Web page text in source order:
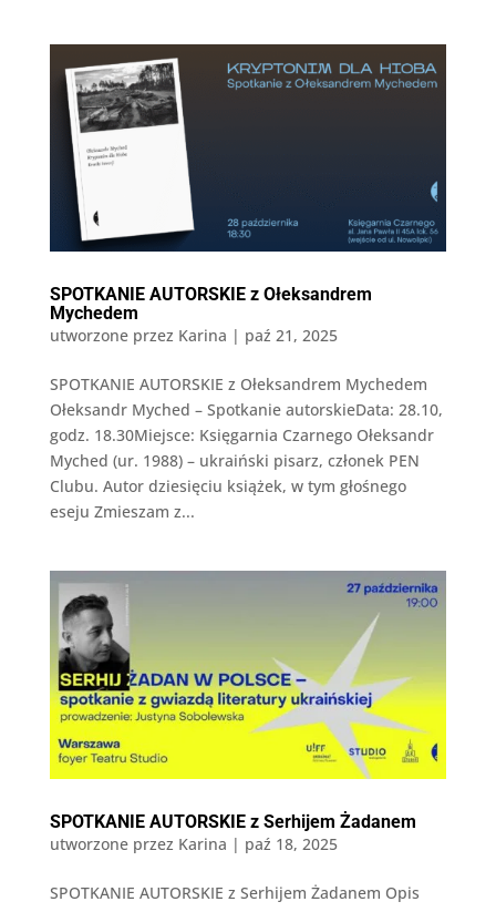
SPOTKANIE AUTORSKIE z Ołeksandrem
Mychedem
utworzone przez Karina | paź 21, 2025
SPOTKANIE AUTORSKIE z Ołeksandrem Mychedem
Ołeksandr Myched – Spotkanie autorskieData: 28.10,
godz. 18.30Miejsce: Księgarnia Czarnego Ołeksandr
Myched (ur. 1988) – ukraiński pisarz, członek PEN
Clubu. Autor dziesięciu książek, w tym głośnego
eseju Zmieszam z...
SPOTKANIE AUTORSKIE z Serhijem Żadanem
utworzone przez Karina | paź 18, 2025
SPOTKANIE AUTORSKIE z Serhijem Żadanem Opis